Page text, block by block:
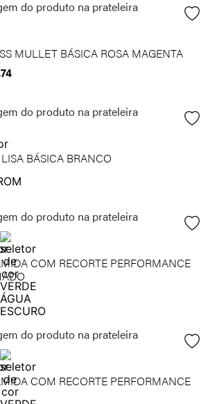
MULLET BÁSICA ROSA MAGENTA
74
BÁSICA BRANCO
COM RECORTE PERFORMANCE
COM RECORTE PERFORMANCE